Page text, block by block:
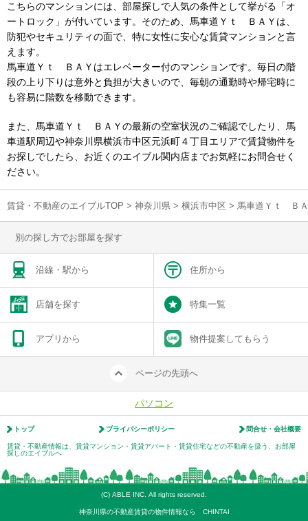
こちらのマンションには、部屋探しで人気の条件として挙がる「オ
ートロック」が付いています。そのため、馬車道Ｙｔ ＢＡＹは、
防犯やセキュリティの面で、特に女性に安心な賃貸マンションと言
えます。
馬車道Ｙｔ ＢＡＹはエレベーター付のマンションです。毎日の階
段の上り下りは意外と負担が大きいので、毎朝の通勤時や帰宅時に
も容易に階数を移動できます。
また、馬車道Ｙｔ ＢＡＹの最新の空室状況のご確認でしたり、馬
車道駅周辺や神奈川県横浜市中区元浜町４丁目エリアで賃貸物件を
お探しでしたら、お近くのエイブル関内店までお気軽にお問合せく
ださい。
賃貸・不動産のエイブルTOP > 神奈川県 > 横浜市中区 > 馬車道Ｙｔ ＢＡ
別の探し方でお部屋を探す
沿線・駅から 住所から
店舗を探す 特集一覧
アプリから 物件提案してもらう
ページの先頭へ
パソコン
トップ プライバシーポリシー 問合せ・会社概要
賃貸・不動産情報は、賃貸マンション・賃貸アパート・賃貸住宅などの不動産を扱う、お部屋
探しのエイブルへ
(C) ABLE INC. All rights reserved.
神奈川県の不動産賃貸の物件情報なら CHINTAI